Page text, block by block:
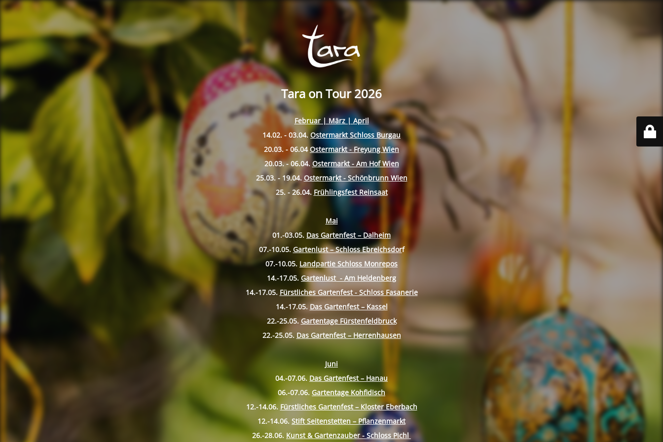
Tara on Tour 2026
Februar | März | April
14.02. - 03.04. Ostermarkt Schloss Burgau
20.03. - 06.04 Ostermarkt - Freyung Wien
20.03. - 06.04. Ostermarkt - Am Hof Wien
25.03. - 19.04. Ostermarkt - Schönbrunn Wien
25. - 26.04. Frühlingsfest Reinsaat
Mai
01.-03.05. Das Gartenfest – Dalheim
07.-10.05. Gartenlust – Schloss Ebreichsdorf
07.-10.05. Landpartie Schloss Monrepos
14.-17.05. Gartenlust - Am Heldenberg
14.-17.05. Fürstliches Gartenfest - Schloss Fasanerie
14.-17.05. Das Gartenfest – Kassel
22.-25.05. Gartentage Fürstenfeldbruck
22.-25.05. Das Gartenfest – Herrenhausen
Juni
04.-07.06. Das Gartenfest – Hanau
06.-07.06. Gartentage Kohfidisch
12.-14.06. Fürstliches Gartenfest – Kloster Eberbach
12.-14.06. Stift Seitenstetten – Pflanzenmarkt
26.-28.06. Kunst & Gartenzauber - Schloss Pichl